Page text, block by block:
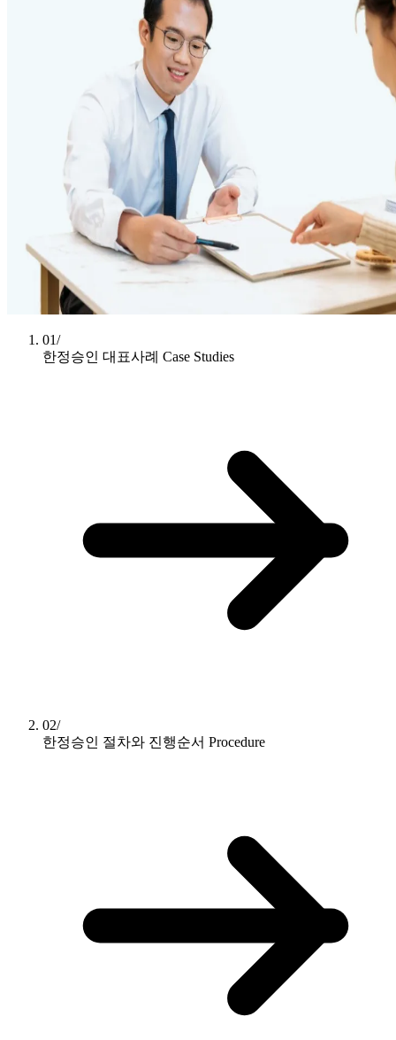
01/
한정승인 대표사례 Case Studies
02/
한정승인 절차와 진행순서 Procedure